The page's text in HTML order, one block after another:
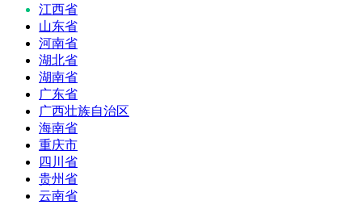
江西省
山东省
河南省
湖北省
湖南省
广东省
广西壮族自治区
海南省
重庆市
四川省
贵州省
云南省